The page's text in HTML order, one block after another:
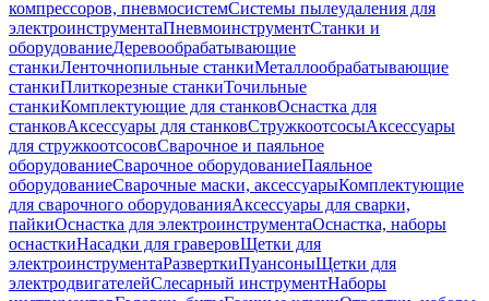
компрессоров, пневмосистемСистемы пылеудаления для
электроинструментаПневмоинструментСтанки и
оборудованиеДеревообрабатывающие
станкиЛенточнопильные станкиМеталлообрабатывающие
станкиПлиткорезные станкиТочильные
станкиКомплектующие для станковОснастка для
станковАксессуары для станковСтружкоотсосыАксессуары
для стружкоотсосовСварочное и паяльное
оборудованиеСварочное оборудованиеПаяльное
оборудованиеСварочные маски, аксессуарыКомплектующие
для сварочного оборудованияАксессуары для сварки,
пайкиОснастка для электроинструментаОснастка, наборы
оснасткиНасадки для граверовЩетки для
электроинструментаРазверткиПуансоныЩетки для
электродвигателейСлесарный инструментНаборы